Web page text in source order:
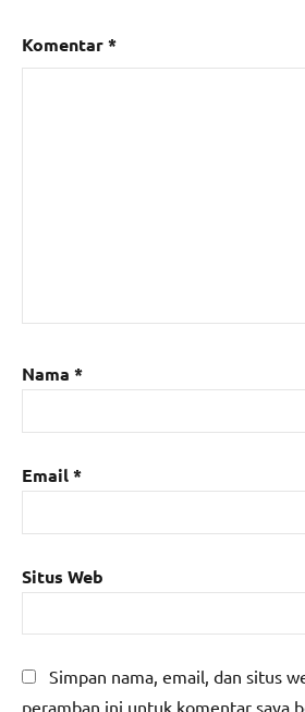
Komentar*
Nama *
Email*
Situs Web
Simpan nama, email, dan situs
peramban ini untuk komentar saya